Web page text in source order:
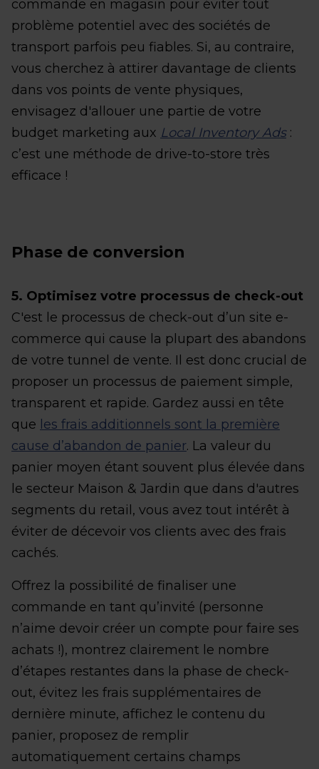
commande en magasin pour éviter tout
problème potentiel avec des sociétés de
transport parfois peu fiables. Si, au contraire,
vous cherchez à attirer davantage de clients
dans vos points de vente physiques,
envisagez d'allouer une partie de votre
budget marketing aux Local Inventory Ads:
c’est une méthode de drive-to-store très
efficace !
Phase de conversion
5. Optimisez votre processus de check-out
C'est le processus de check-out d’un site e-
commerce qui cause la plupart des abandons
de votre tunnel de vente. Il est donc crucial de
proposer un processus de paiement simple,
transparent et rapide. Gardez aussi en tête
que les frais additionnels sont la première
cause d’abandon de panier. La valeur du
panier moyen étant souvent plus élevée dans
le secteur Maison & Jardin que dans d'autres
segments du retail, vous avez tout intérêt à
éviter de décevoir vos clients avec des frais
cachés.
Offrez la possibilité de finaliser une
commande en tant qu’invité (personne
n’aime devoir créer un compte pour faire ses
achats !), montrez clairement le nombre
d’étapes restantes dans la phase de check-
out, évitez les frais supplémentaires de
dernière minute, affichez le contenu du
panier, proposez de remplir
automatiquement certains champs